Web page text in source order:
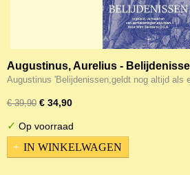
Augustinus, Aurelius -
Augustinus 'Belijdenissen,geldt nog altijd als
€ 39,90 € 34,90
✓ Op voorraad
IN WINKELWAGEN